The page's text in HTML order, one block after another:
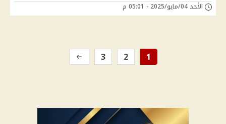
الأحد 04/مايو/2025 - 05:01 م
1
2
3